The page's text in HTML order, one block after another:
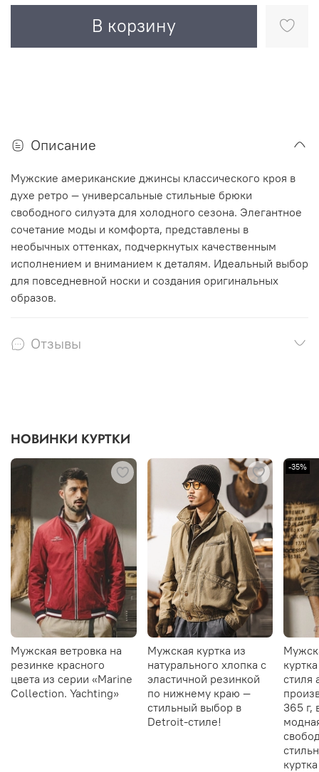
В корзину
Описание
Мужские американские джинсы классического кроя в
духе ретро — универсальные стильные брюки
свободного силуэта для холодного сезона. Элегантное
сочетание моды и комфорта, представлены в
необычных оттенках, подчеркнутых качественным
исполнением и вниманием к деталям. Идеальный выбор
для повседневной носки и создания оригинальных
образов.
Отзывы
НОВИНКИ КУРТКИ
Мужская ветровка на
резинке красного
цвета из серии «Marine
Collection. Yachting»
Мужская куртка из
натурального хлопка с
эластичной резинкой
по нижнему краю —
стильный выбор в
Detroit-стиле!
-35%
стиля
365 г,